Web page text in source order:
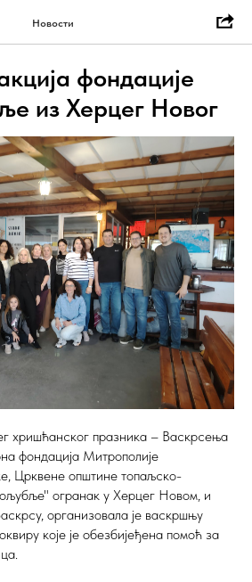
Новости
фондације
из Херцег Новог
хришћанског празника – Васкрсења
фондација Митрополије
Црквене општине топаљско-
огранак у Херцег Новом, и
организовала је васкршњу
које је обезбијеђена помоћ за